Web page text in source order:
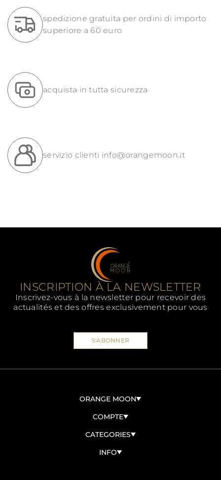
spedizione gratuita per ordini di importo
superiore a 60 euro
acquista in tutta sicurezza
servizio clienti info@orangemoon.it
INSCRIPTION À LA NEWSLETTER
Inscrivez-vous à la newsletter pour recevoir des
actualités et des offres exclusivement pour vous
S'ABONNER
ORANGE MOON
À PROPOS DE NOUS
COMPTE
CONNEXION/ENREGISTREMENT
CATEGORIES
BIO
INFO